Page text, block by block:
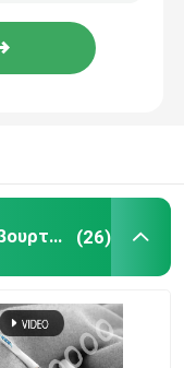
Προφορική ηλεκτρική οδοντόβουρτσα προσοχής (26)